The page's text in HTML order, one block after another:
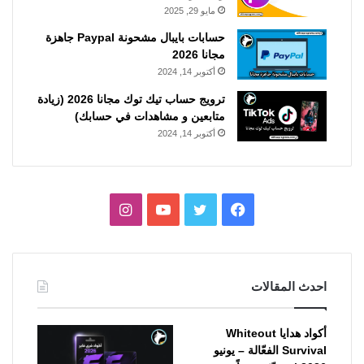
مايو 29, 2025
حسابات بايبال مشحونة Paypal جاهزة
مجانا 2026
أكتوبر 14, 2024
ترويج حساب تيك توك مجانا 2026 (زيادة
متابعين و مشاهدات في حسابك)
أكتوبر 14, 2024
فيسبوكتويتر يوتيوبانستقرام
احدث المقالات
أكواد هدايا Whiteout
Survival الفعّالة – يونيو